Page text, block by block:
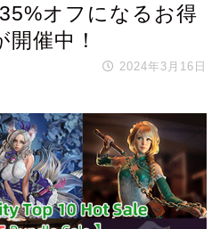
オフになるお得
催中！
2024年3月16日